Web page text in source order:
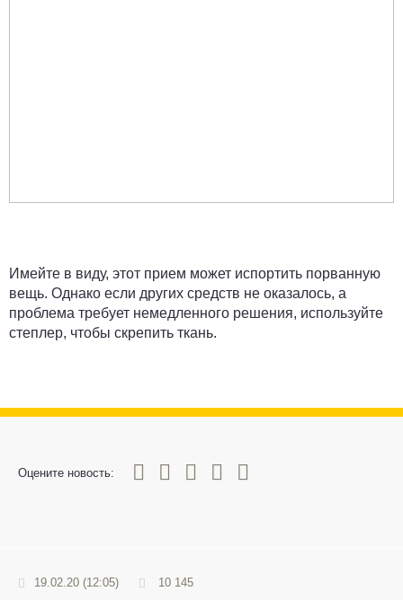
Имейте в виду, этот прием может испортить порванную
вещь. Однако если других средств не оказалось, а
проблема требует немедленного решения, используйте
степлер, чтобы скрепить ткань.
Оцените новость:
0
1 3 4 5
19.02.20 (12:05) 10 145